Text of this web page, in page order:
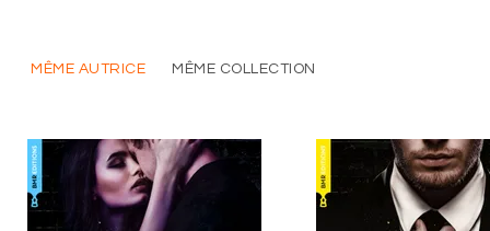
MÊME AUTRICE MÊME COLLECTION